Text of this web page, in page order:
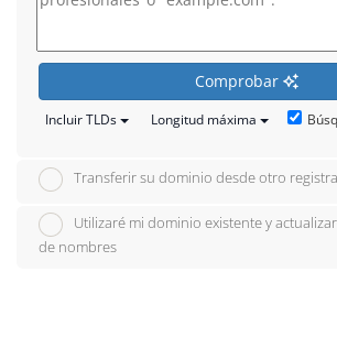
Comprobar
Incluir TLDs Longitud máxima
Transferir su dominio desde otro
Utilizaré mi dominio existente y
de nombres